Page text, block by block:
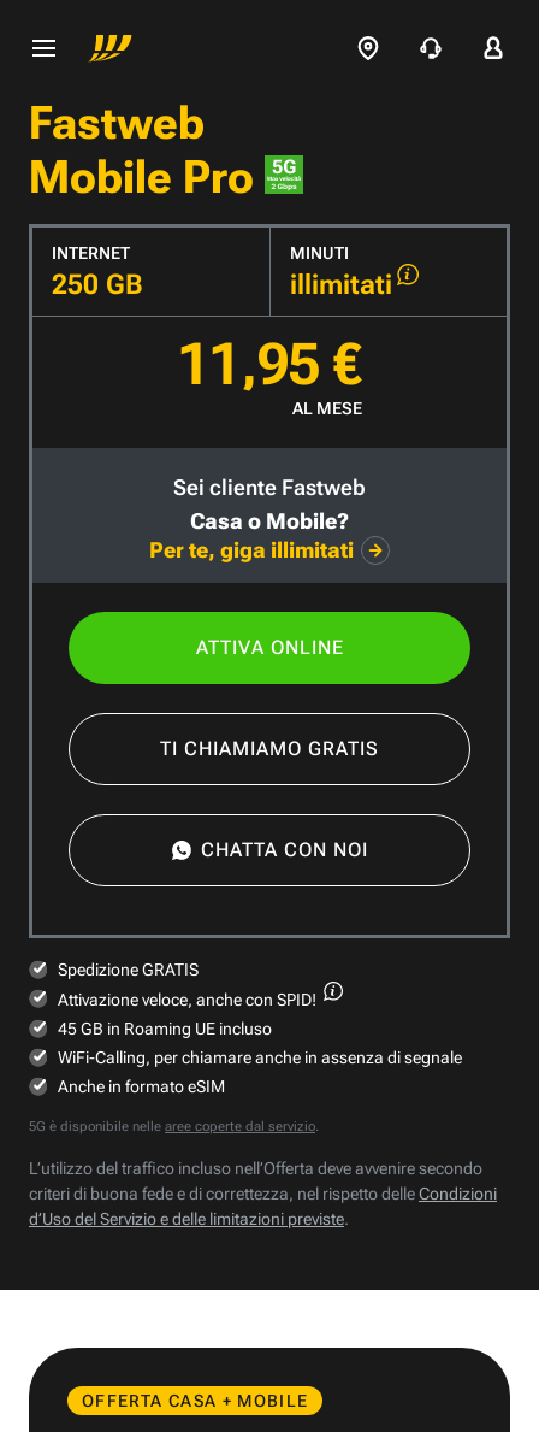
Fastweb
Mobile Pro
INTERNET
250 GB
MINUTI
illimitati
11,95 €
AL MESE
Sei cliente Fastweb
Casa o Mobile?
Per te, giga illimitati
ATTIVA ONLINE
TI CHIAMIAMO GRATIS
CHATTA CON NOI
Spedizione GRATIS
Attivazione veloce, anche con SPID!
45 GB in Roaming UE incluso
WiFi-Calling, per chiamare anche in assenza di segnale
Anche in formato eSIM
5G è disponibile nelle aree coperte dal servizio.
L’utilizzo del traffico incluso nell’Offerta deve avvenire secondo
criteri di buona fede e di correttezza, nel rispetto delleCondizioni
d’Uso del Servizio e delle limitazioni previste.
OFFERTA CASA + MOBILE